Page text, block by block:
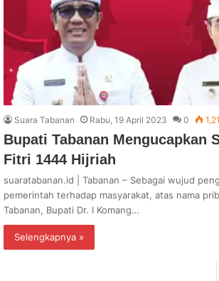
Suara Tabanan Rabu, 19 April 2023 0
Bupati Tabanan Mengucapkan
Fitri 1444 Hijriah
suaratabanan.id | Tabanan – Sebagai wujud
pemerintah terhadap masyarakat, atas nama
Tabanan, Bupati Dr. I Komang…
Selengkapnya »